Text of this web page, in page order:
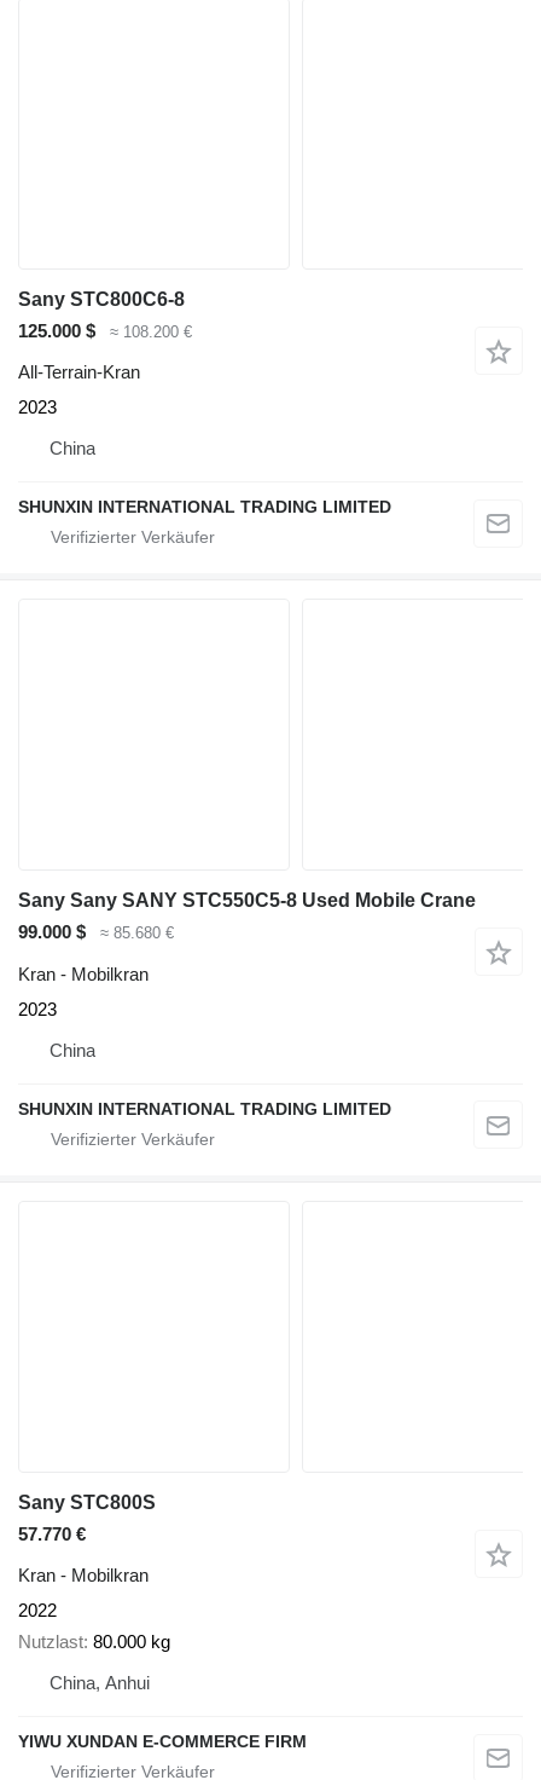
Sany STC800C6-8
125.000 $
≈ 108.200 €
All-Terrain-Kran
2023
China
SHUNXIN INTERNATIONAL TRADING LIMITED
Sany Sany SANY STC550C5-8 Used Mobile Crane
99.000 $
≈ 85.680 €
Kran - Mobilkran
2023
China
SHUNXIN INTERNATIONAL TRADING LIMITED
Sany STC800S
57.770 €
Kran - Mobilkran
2022
Nutzlast 80.000 kg
China, Anhui
YIWU XUNDAN E-COMMERCE FIRM